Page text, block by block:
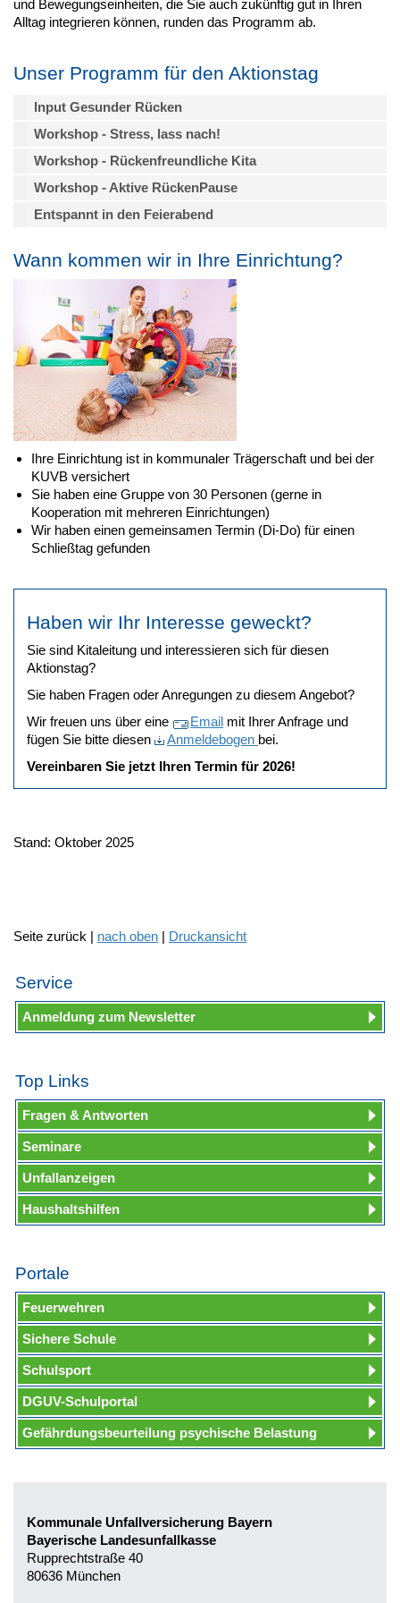
und Bewegungseinheiten, die Sie auch zukünftig gut in Ihren
Alltag integrieren können, runden das Programm ab.
Unser Programm für den Aktionstag
Input Gesunder Rücken
Workshop - Stress, lass nach!
Workshop - Rückenfreundliche Kita
Workshop - Aktive RückenPause
Entspannt in den Feierabend
Wann kommen wir in Ihre Einrichtung?
Ihre Einrichtung ist in kommunaler Trägerschaft und bei der
KUVB versichert
Sie haben eine Gruppe von 30 Personen (gerne in
Kooperation mit mehreren Einrichtungen)
Wir haben einen gemeinsamen Termin (Di-Do) für einen
Schließtag gefunden
Haben wir Ihr Interesse geweckt?
Sie sind Kitaleitung und interessieren sich für diesen
Aktionstag?
Sie haben Fragen oder Anregungen zu diesem Angebot?
Wir freuen uns über eine
Email mit Ihrer Anfrage und
fügen Sie bitte diesen
Anmeldebogen bei.
Vereinbaren Sie jetzt Ihren Termin für 2026!
Stand: Oktober 2025
Seite zurück | nach oben | Druckansicht
Service
Anmeldung zum Newsletter
Top Links
Fragen & Antworten
Seminare
Unfallanzeigen
Haushaltshilfen
Portale
Feuerwehren
Sichere Schule
Schulsport
DGUV-Schulportal
Gefährdungsbeurteilung psychische Belastung
Kommunale Unfallversicherung Bayern
Bayerische Landesunfallkasse
Rupprechtstraße 40
80636 München